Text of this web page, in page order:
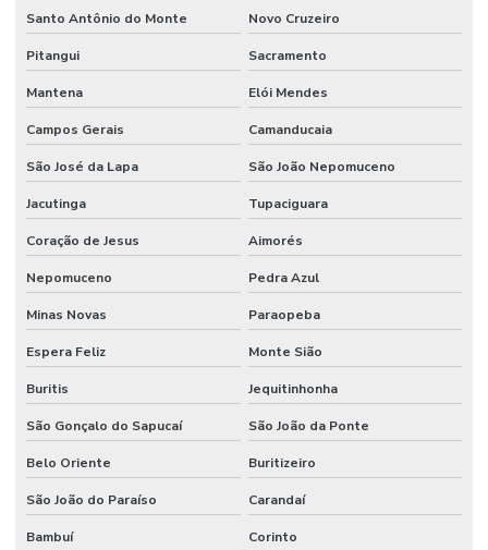
Manutenção Preventiva E Gestão De Ativos
Manutenção Preventiva E Lubrificação
Manutenção Preventiva E Segurança
Manutenção Preventiva Industrial
Manutenção preventiva industrial
Manutenção Preventiva Para Equipamentos Pesados
Manutenção Preventiva Para Indústrias
Manutenção Preventiva Para Máquinas
Manutenção de processos industriais
Manutenção de sistemas de climatização comercial
Manutenção de sistemas de climatização predial
Manutenção de sistemas elétricos corporativos
Santo Antônio do Monte Novo Cruzeiro
Pitangui Sacramento
Mantena Elói Mendes
Campos Gerais Camanducaia
São José da Lapa São João Nepomuceno
Jacutinga Tupaciguara
Coração de Jesus Aimorés
Nepomuceno Pedra Azul
Minas Novas Paraopeba
Espera Feliz Monte Sião
Buritis Jequitinhonha
São Gonçalo do Sapucaí São João da Ponte
Belo Oriente Buritizeiro
São João do Paraíso Carandaí
Bambuí Corinto